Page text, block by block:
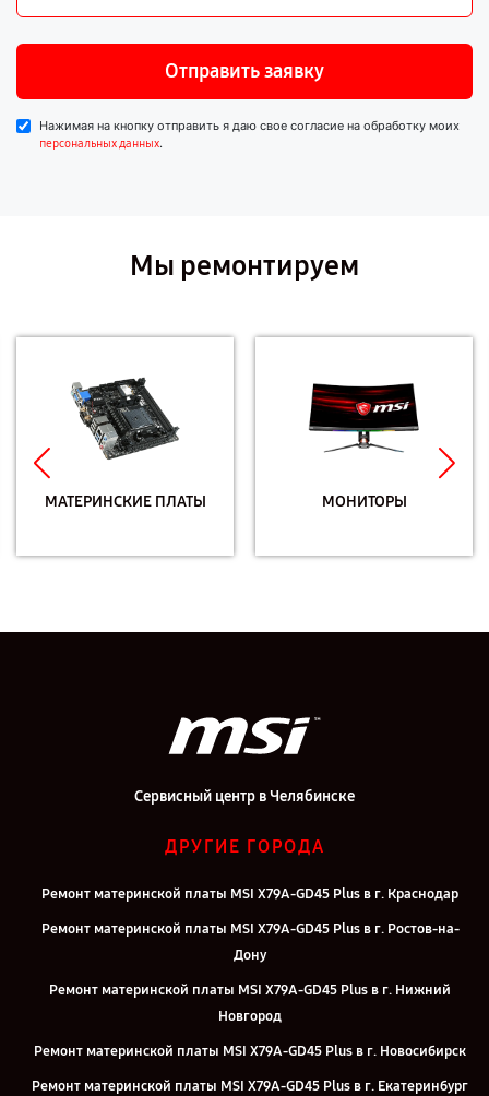
Отправить заявку
Нажимая на кнопку отправить я даю свое согласие на обработку моих
персональных данных.
Мы ремонтируем
МАТЕРИНСКИЕ ПЛАТЫ МОНИТОРЫ
Сервисный центр в Челябинске
ДРУГИЕ ГОРОДА
Ремонт материнской платы MSI X79A-GD45 Plus в г. Краснодар
Ремонт материнской платы MSI X79A-GD45 Plus в г. Ростов-на-
Дону
Ремонт материнской платы MSI X79A-GD45 Plus в г. Нижний
Новгород
Ремонт материнской платы MSI X79A-GD45 Plus в г. Новосибирск
Ремонт материнской платы MSI X79A-GD45 Plus в г. Екатеринбург